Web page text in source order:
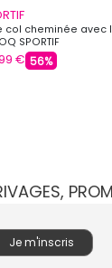
col cheminée avec
SPORTIF
€ 56%